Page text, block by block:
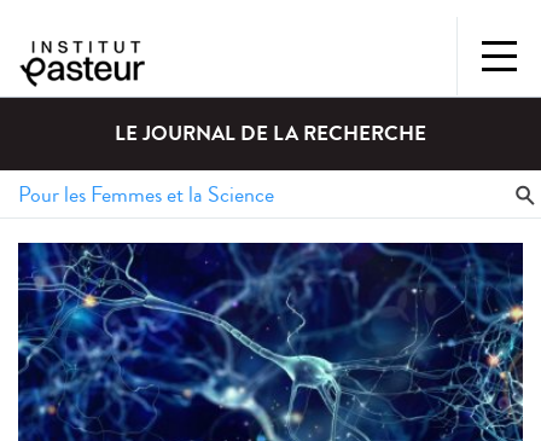
LE JOURNAL DE LA RECHERCHE